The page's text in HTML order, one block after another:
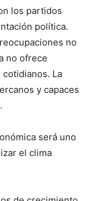
los partidos
política.
no
no ofrece
La
y capaces
será uno
el clima